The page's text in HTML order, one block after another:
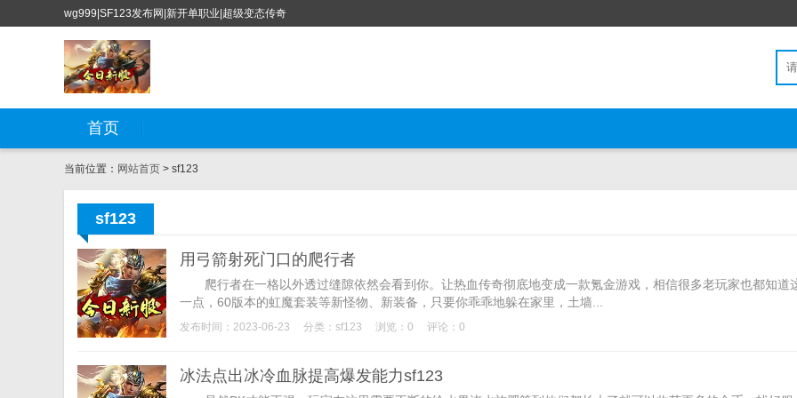
wg999|SF123发布网|新开单职业|超级变态传奇
首页
当前位置： 网站首页 > sf123
sf123
用弓箭射死门口的爬行者
爬行者在一格以外透过缝隙依然会看到你。让热血传奇彻底地变成一款氪金游戏，相信很多老玩家也都知道
一点，60版本的虹魔套装等新怪物、新装备，只要你乖乖地躲在家里，土墙...
发布时间：2023-06-23 分类： sf123 浏览：0 评论：0
冰法点出冰冷血脉提高爆发能力sf123